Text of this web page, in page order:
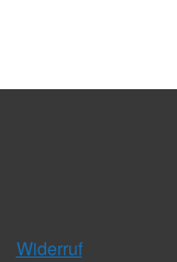
Widerruf